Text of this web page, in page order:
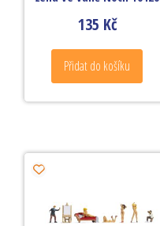
135 Kč
Přidat do košíku